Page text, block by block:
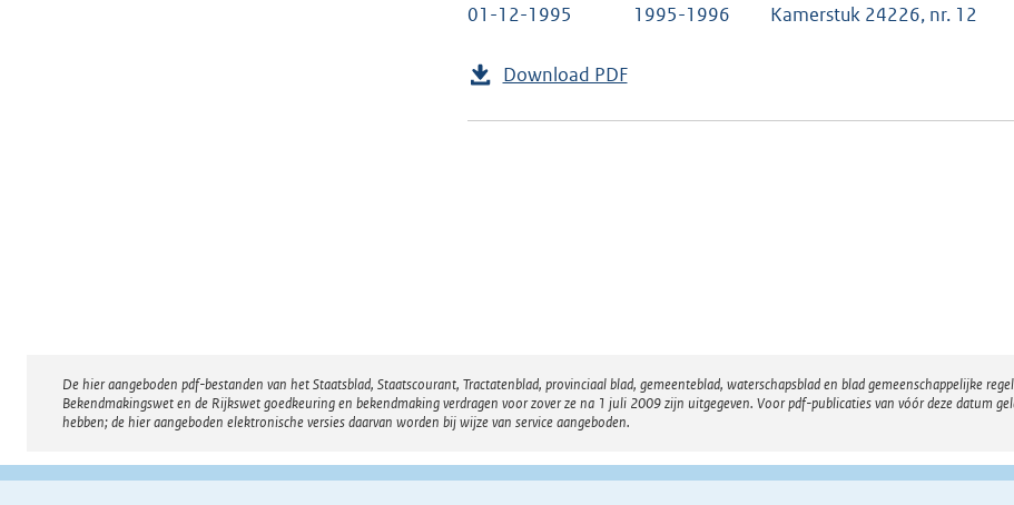
01-12-1995 1995-1996 Kamerstuk 24226, nr. 12
Download PDF
Disclaimer
De hier aangeboden pdf-bestanden van het Staatsblad, Staatscourant, Tractatenblad, provinciaal blad, gemeenteblad, waterschapsblad en blad gemeenschappelijke
Bekendmakingswet en de Rijkswet goedkeuring en bekendmaking verdragen voor zover ze na 1 juli 2009 zijn uitgegeven. Voor pdf-publicaties van vóór deze datum
hebben; de hier aangeboden elektronische versies daarvan worden bij wijze van service aangeboden.